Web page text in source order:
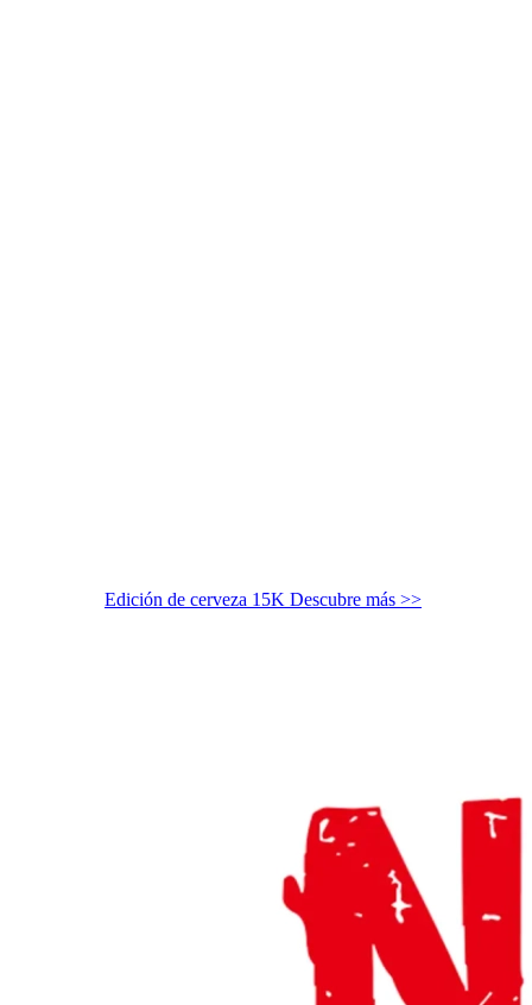
Edición de cerveza 15K Descubre más >>